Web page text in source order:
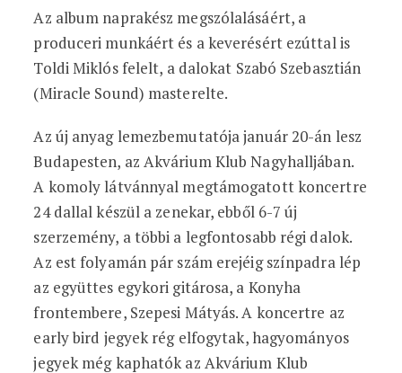
Az album naprakész megszólalásáért, a
produceri munkáért és a keverésért ezúttal is
Toldi Miklós felelt, a dalokat Szabó Szebasztián
(Miracle Sound) masterelte.
Az új anyag lemezbemutatója január 20-án lesz
Budapesten, az Akvárium Klub Nagyhalljában.
A komoly látvánnyal megtámogatott koncertre
24 dallal készül a zenekar, ebből 6-7 új
szerzemény, a többi a legfontosabb régi dalok.
Az est folyamán pár szám erejéig színpadra lép
az együttes egykori gitárosa, a Konyha
frontembere, Szepesi Mátyás. A koncertre az
early bird jegyek rég elfogytak, hagyományos
jegyek még kaphatók az Akvárium Klub